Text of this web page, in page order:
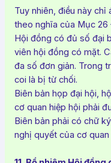
Tuy nhiên, điều này
theo nghĩa của Mục 26
Hội đồng có đủ số đại
viên hội đồng có mặt.
đa số đơn giản. Trong
coi là bị từ chối.
Biên bản họp đại hội,
cơ quan hiệp hội phải
Biên bản phải có chữ
nghị quyết của cơ quan